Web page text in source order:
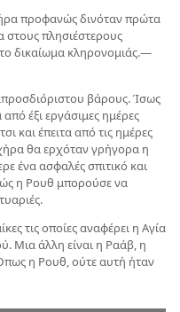
προφανώς δινόταν πρώτα
στους πλησιέστερους
δικαίωμα κληρονομιάς.​—
βάρους. Ίσως
έξι εργάσιμες ημέρες
και έπειτα από τις ημέρες
θα ερχόταν γρήγορα η
ένα ασφαλές σπιτικό και
η Ρουθ μπορούσε να
τις οποίες αναφέρει η Αγία
Μια άλλη είναι η Ραάβ, η
η Ρουθ, ούτε αυτή ήταν